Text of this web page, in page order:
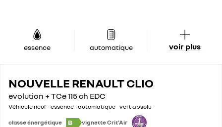
essence automatique voir plus
NOUVELLE RENAULT CLIO
evolution + TCe 115 ch EDC
Véhicule neuf - essence - automatique - vert absolu
classe énergétique B vignette Crit'Air